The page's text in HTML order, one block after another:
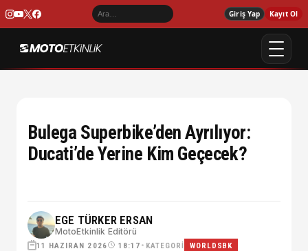
Giriş Yap Kayıt Ol
Bulega Superbike’den Ayrılıyor:
Ducati’de Yerine Kim Geçecek?
EGE TÜRKER ERSAN
MotoEtkinlik Editörü
11 HAZIRAN 2026 18:17 • KATEGORI WORLDSBK